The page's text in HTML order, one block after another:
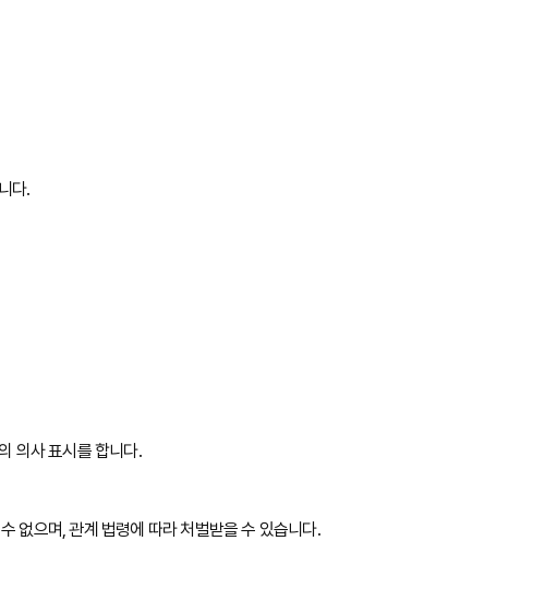
다.
의사 표시를 합니다.
없으며, 관계 법령에 따라 처벌받을 수 있습니다.